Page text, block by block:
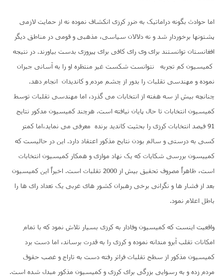
اما حوادث بگونه دراماتیک به ضرر کرزی انکشاف نموده نه از حمایت لازمی
پشتونها برخوردار شد و نه دلالان سیاسی، مذهبی و قومی در مناطق دیگر
افغانستان توانستند برای وی رای کافی برای پیروزی بدست بیاورند. در نتیجه
کمیسیون کم تجربه نتوانست شکست غیر منتظره او را به آسانی جبران
نموده و مهندسی تقلبات را بدور از چشم مردم و کاندیدان انجام دهد.
چنانچه بیش از سه هفته از انتخابات می گذرد، اما مهندسی تقلبات توسط
کمیسیون انتخابات تا حال پایان نیافته است. هرچند کمیسیون مدکور نتایج
91 فیصد انتخابات کرزی را بحثیت کاندید برنده معرفی می نماید،اما کمتر
کسی به درستی و سالم بودن نتایج مذکور اعتقاد دارد. این در حالیست که
کمییسون بررسی شکایات که یک نهاد موازی و همکار کمیسیون انتخابات
است، ظاهراً مصروف تحقیق بیش از 2000 تقلبات است. اخیراً این کمیسیون
بعد از فشار ها و نگرانی برخی رهبران کشور های غربی یک تعداد رای ها را
باطل اعلام نمود.
واقعیت اینست که کمیسیون وفادار به کرزی بسیار تلاش نمود که با تمام
امکانات تقلب آبرو مندانه نموده و کرزی را به قدرت برساند، اما دست برد
کمیسیون مذکور از سطح تقلبات فراتر رفته دست به تاراج و غصب حقوق
مردم زده و به رسوایی بزرگی برای کرزی و کمیسیون مذکور مبدل شده است.